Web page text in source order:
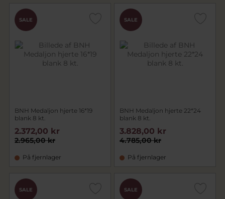
SALE
BNH Medaljon hjerte 16*19
blank 8 kt.
2.965,00 kr
2.372,00 kr
På fjernlager
SALE
BNH Medaljon hjerte 22*24
blank 8 kt.
4.785,00 kr
3.828,00 kr
På fjernlager
SALE SALE